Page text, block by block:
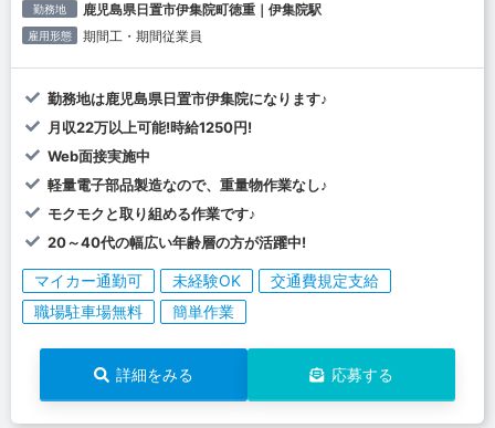
勤務地 鹿児島県日置市伊集院町徳重｜伊集院駅
雇用形態 期間工・期間従業員
勤務地は鹿児島県日置市伊集院になります♪
月収22万以上可能!時給1250円!
Web面接実施中
軽量電子部品製造なので、重量物作業なし♪
モクモクと取り組める作業です♪
20～40代の幅広い年齢層の方が活躍中!
マイカー通勤可 未経験OK
交通費規定支給
職場駐車場無料
簡単作業
詳細をみる 応募する